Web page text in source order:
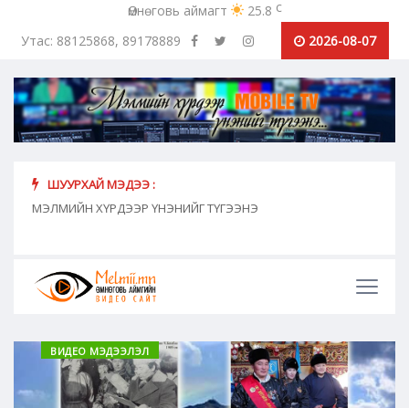
Өмнөговь аймагт 25.8 c
Утас: 88125868, 89178889
2026-08-07
ШУУРХАЙ МЭДЭЭ :
МЭЛМИЙН ХҮРДЭЭР ҮНЭНИЙГ ТҮГЭЭНЭ
ВИДЕО МЭДЭЭЛЭЛ